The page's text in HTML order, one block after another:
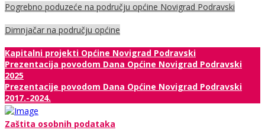
Pogrebno poduzeće na području općine Novigrad Podravski
Dimnjačar na području općine
Kapitalni projekti Općine Novigrad Podravski
Prezentacija povodom Dana Općine Novigrad Podravski
2025
Prezentacije povodom Dana Općine Novigrad Podravski
2017.-2024.
Zaštita osobnih podataka